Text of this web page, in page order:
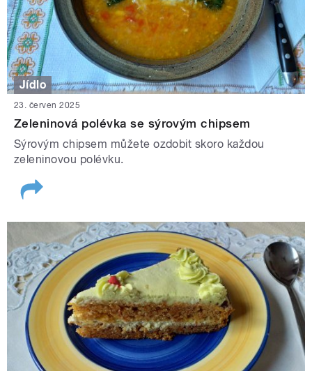
Jídlo
23. červen 2025
Zeleninová polévka se sýrovým chipsem
Sýrovým chipsem můžete ozdobit skoro každou
zeleninovou polévku.